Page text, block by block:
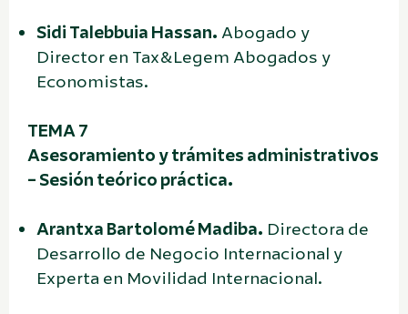
Sidi Talebbuia Hassan. Abogado y
Director en Tax&Legem Abogados y
Economistas.
TEMA 7
Asesoramiento y trámites administrativos
– Sesión teórico práctica.
Arantxa Bartolomé Madiba. Directora de
Desarrollo de Negocio Internacional y
Experta en Movilidad Internacional.